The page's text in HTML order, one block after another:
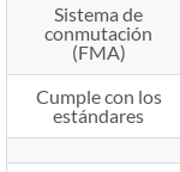
Sistema de
conmutación
(FMA)
Cumple con los
estándares